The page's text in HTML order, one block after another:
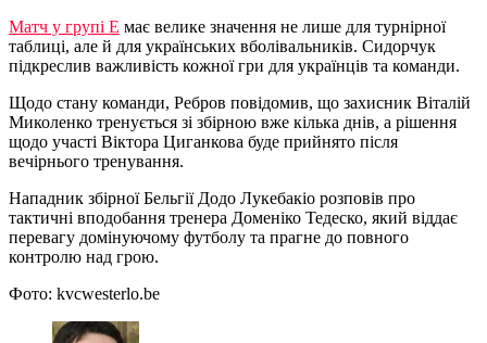
Матч у групі E має велике значення не лише для турнірної
таблиці, але й для українських вболівальників. Сидорчук
підкреслив важливість кожної гри для українців та команди.
Щодо стану команди, Ребров повідомив, що захисник Віталій
Миколенко тренується зі збірною вже кілька днів, а рішення
щодо участі Віктора Циганкова буде прийнято після
вечірнього тренування.
Нападник збірної Бельгії Додо Лукебакіо розповів про
тактичні вподобання тренера Доменіко Тедеско, який віддає
перевагу домінуючому футболу та прагне до повного
контролю над грою.
Фото: kvcwesterlo.be